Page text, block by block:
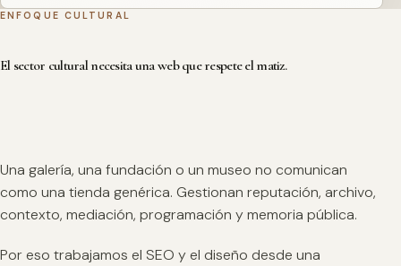
ENFOQUE CULTURAL
El sector cultural necesita una web que respete el matiz.
Una galería, una fundación o un museo no comunican
como una tienda genérica. Gestionan reputación, archivo,
contexto, mediación, programación y memoria pública.
Por eso trabajamos el SEO y el diseño desde una